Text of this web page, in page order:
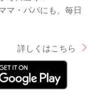
マ・パパにも、毎日
詳しくはこちら